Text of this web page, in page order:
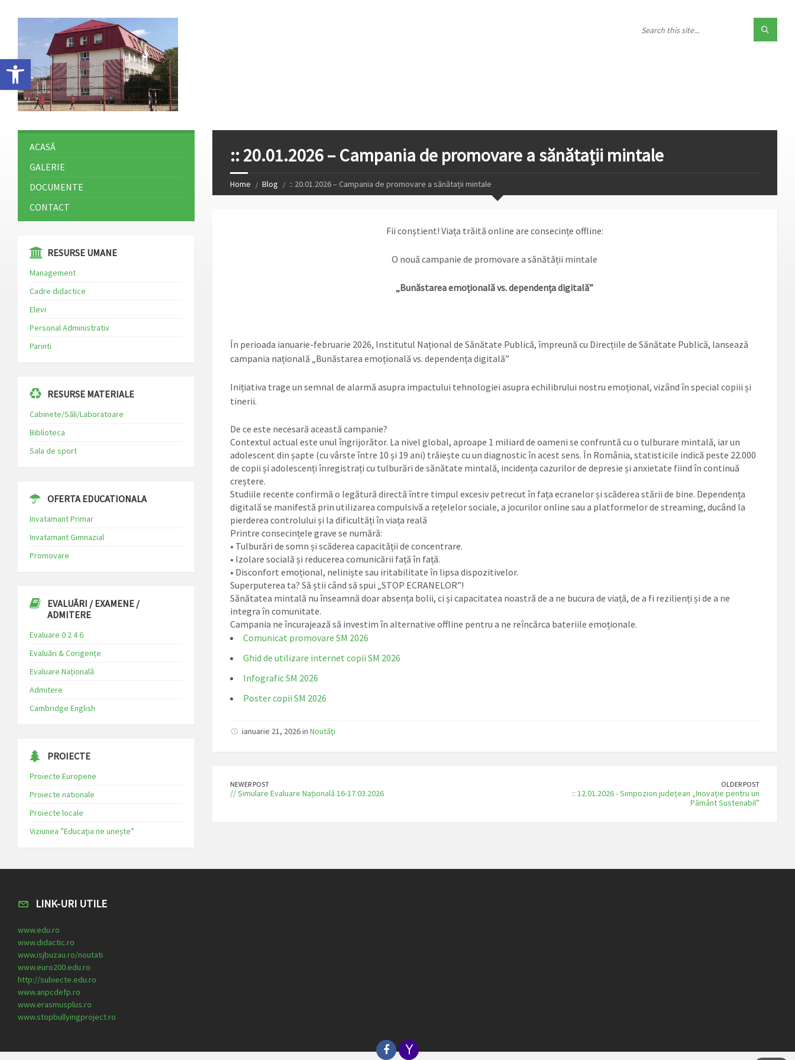
Deschide bara de unelte
:: 20.01.2026 – Campania de promovare a sănătații mintale
Home Blog :: 20.01.2026 – Campania de promovare a sănătații mintale
Fii conștient! Viața trăită online are consecințe offline:
O nouă campanie de promovare a sănătății mintale
„Bunăstarea emoțională vs. dependența digitală”
În perioada ianuarie-februarie 2026, Institutul Național de Sănătate Publică, împreună cu Direcțiile de Sănătate Publică, lansează
campania națională „Bunăstarea emoțională vs. dependența digitală”
Inițiativa trage un semnal de alarmă asupra impactului tehnologiei asupra echilibrului nostru emoțional, vizând în special copiii și
tinerii.
De ce este necesară această campanie?
Contextul actual este unul îngrijorător. La nivel global, aproape 1 miliard de oameni se confruntă cu o tulburare mintală, iar un
adolescent din șapte (cu vârste între 10 și 19 ani) trăiește cu un diagnostic în acest sens. În România, statisticile indică peste 22.000
de copii și adolescenți înregistrați cu tulburări de sănătate mintală, incidența cazurilor de depresie și anxietate fiind în continuă
creștere.
Studiile recente confirmă o legătură directă între timpul excesiv petrecut în fața ecranelorși scăderea stării de bine. Dependența
digitală se manifestă prin utilizarea compulsivă a rețelelor sociale, a jocurilor online sau a platformelor de streaming, ducând la
pierderea controlului și la dificultăți în viața reală
Printre consecințele grave se numără:
• Tulburări de somn și scăderea capacității de concentrare.
• Izolare socială și reducerea comunicării față în față.
• Disconfort emoțional, neliniște sau iritabilitate în lipsa dispozitivelor.
Superputerea ta? Să știi când să spui „STOP ECRANELOR”!
Sănătatea mintală nu înseamnă doar absența bolii, ci și capacitatea noastră de a ne bucura de viață, de a fi rezilienți și de a ne
integra în comunitate.
Campania ne încurajează să investim în alternative offline pentru a ne reîncărca bateriile emoționale.
Comunicat promovare SM 2026
Ghid de utilizare internet copii SM 2026
Infografic SM 2026
Poster copii SM 2026
ianuarie 21, 2026 in Noutăţi
NEWER POST
// Simulare Evaluare Națională 16-17.03.2026
OLDER POST
:: 12.01.2026 - Simpozion județean „Inovație pentru un
Pământ Sustenabil”
ACASĂ
GALERIE
DOCUMENTE
CONTACT
⁠⁠⁠RESURSE UMANE
Management
Cadre didactice
Elevi
Personal Administrativ
Parinti
RESURSE MATERIALE
Cabinete/Săli/Laboratoare
Biblioteca
Sala de sport
OFERTA EDUCATIONALA
Invatamant Primar
Invatamant Gimnazial
Promovare
EVALUĂRI / EXAMENE /
ADMITERE
Evaluare 0 2 4 6
Evaluări & Corigențe
Evaluare Națională
Admitere
Cambridge English
PROIECTE
Proiecte Europene
Proiecte nationale
Proiecte locale
Viziunea ”Educația ne unește”
LINK-URI UTILE
www.edu.ro
www.didactic.ro
www.isjbuzau.ro/noutati
www.euro200.edu.ro
http://subiecte.edu.ro
www.anpcdefp.ro
www.erasmusplus.ro
www.stopbullyingproject.ro